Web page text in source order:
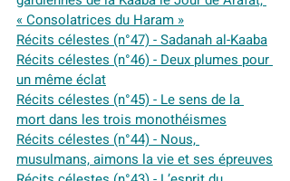
« Consolatrices du Haram »
Récits célestes (n°47) - Sadanah al-Kaaba
Récits célestes (n°46) - Deux plumes pour
un même éclat
Récits célestes (n°45) - Le sens de la
mort dans les trois monothéismes
Récits célestes (n°44) - Nous,
musulmans, aimons la vie et ses épreuves